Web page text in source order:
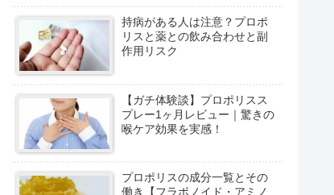
持病がある人は注意？プロポ
リスと薬との飲み合わせと副
作用リスク
【ガチ体験談】プロポリスス
プレー1ヶ月レビュー｜驚きの
喉ケア効果を実感！
プロポリスの成分一覧とその
働き【フラボノイド・アミノ